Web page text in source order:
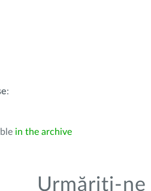
:
in the archive
Urmăriți-ne